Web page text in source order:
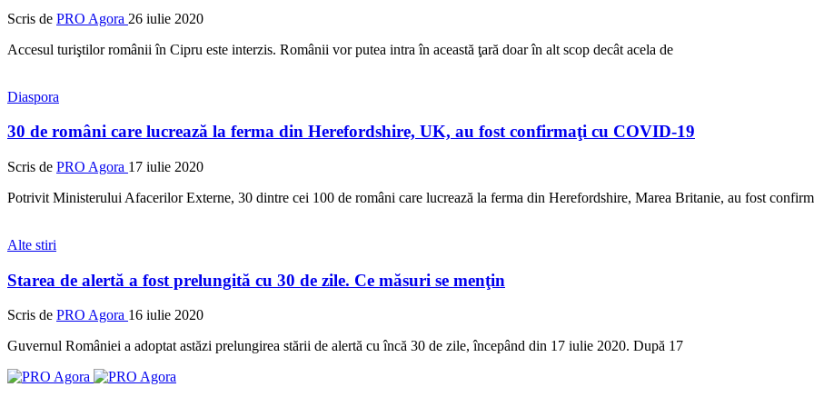
Scris de PRO Agora 26 iulie 2020
Accesul turiştilor românii în Cipru este interzis. Românii vor putea intra în această ţară doar în alt scop decât acela de
Diaspora
30 de români care lucrează la ferma din Herefordshire, UK, au fost confirmaţi cu COVID-19
Scris de PRO Agora 17 iulie 2020
Potrivit Ministerului Afacerilor Externe, 30 dintre cei 100 de români care lucrează la ferma din Herefordshire, Marea Britanie, au fost
Alte stiri
Starea de alertă a fost prelungită cu 30 de zile. Ce măsuri se menţin
Scris de PRO Agora 16 iulie 2020
Guvernul României a adoptat astăzi prelungirea stării de alertă cu încă 30 de zile, începând din 17 iulie 2020. După 17